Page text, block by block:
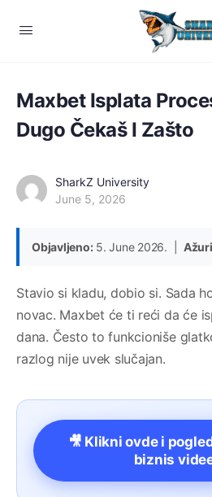
Maxbet Isplata
Dugo Čekaš I Zašto
SharkZ University
June 5, 2026
Objavljeno:5. June 2026. |
Stavio si kladu, dobio si. Sada
novac. Maxbet će ti reći da će
dana. Često to funkcioniše
razlog nije uvek slučajan.
🎥 Klikni ovde i
biznis